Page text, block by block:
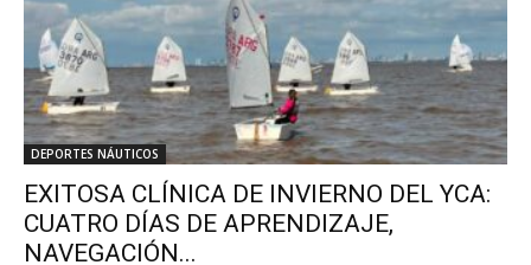
DEPORTES NÁUTICOS
EXITOSA CLÍNICA DE INVIERNO DEL YCA:
CUATRO DÍAS DE APRENDIZAJE,
NAVEGACIÓN...